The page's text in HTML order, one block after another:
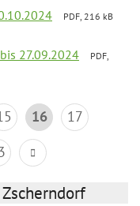
PDF, 216 kB
27.09.2024
PDF,
16
17